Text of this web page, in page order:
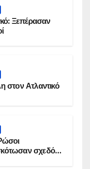
Ξεπέρασαν
στον Ατλαντικό
σχεδόν